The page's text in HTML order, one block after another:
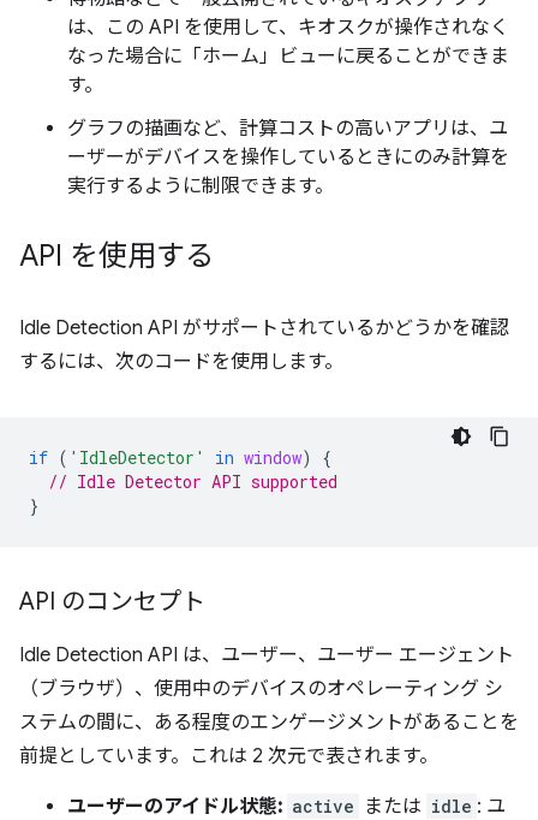
は、この API を使用して、キオスクが操作されなく
なった場合に「ホーム」ビューに戻ることができま
す。
グラフの描画など、計算コストの高いアプリは、ユ
ーザーがデバイスを操作しているときにのみ計算を
実行するように制限できます。
API を使用する
Idle Detection API がサポートされているかどうかを確認
するには、次のコードを使用します。
if ( 'IdleDetector' in window)
{
// Idle Detector API supported
}
API のコンセプト
Idle Detection API は、ユーザー、ユーザー エージェント
（ブラウザ）、使用中のデバイスのオペレーティング シ
ステムの間に、ある程度のエンゲージメントがあることを
前提としています。これは 2 次元で表されます。
ユーザーのアイドル状態: active または idle : ユ